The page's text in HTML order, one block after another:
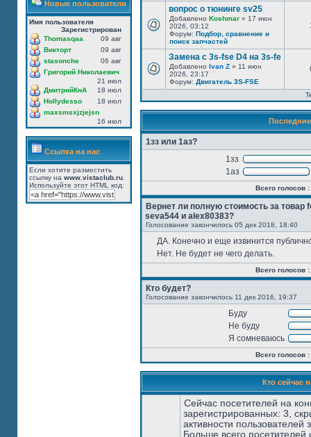
Новые пользователи
Имя пользователя
Зарегистрирован
Thomasqaa
09 авг
Викторт
09 авг
stasonche
06 авг
Григорий Николаевич
21 июл
ДмитрийКнА
18 июл
Hollydesso
18 июл
maxsmsxjzjejsn
16 июл
Ссылка на нас
Если хотите разместить
ссылку на www.vistaclub.ru
Используйте этот HTML код:
вопрос о тюнинге sv25
Добавлено Koshmar » 17 июн
2026, 03:12
Форум: Подбор, сравнение и
поиск запчастей
Замена с 3s-fse D4 на 3s-fe
Добавлено Ivan Z » 11 июн
2026, 23:17
Форум: Двигатель 3S-FSE
1зз или 1аз?
1зз
1аз
Всего голосов :
Вернет ли полную стоимость за
seva544 и alex80383?
Голосование закончилось 05 дек 2018, 18:40
ДА. Конечно и еще извинится
Нет. Не будет не чего делать.
Всего голосов :
Кто будет?
Голосование закончилось 11 дек 2016, 19:37
Буду
Не буду
Я сомневаюсь
Всего голосов :
Кто сейчас
Сейчас посетителей на
зарегистрированных: 3,
активности
Больше всего